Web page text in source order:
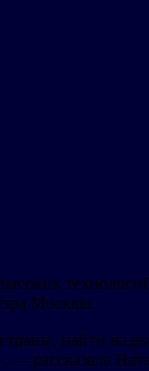
Москвы.
найти
рассказала